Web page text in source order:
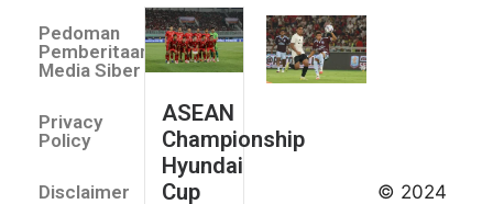
Pedoman
Pemberitaan
Media Siber
Privacy
Policy
Disclaimer
ASEAN
Championship
Hyundai
Cup
umum
© 2024